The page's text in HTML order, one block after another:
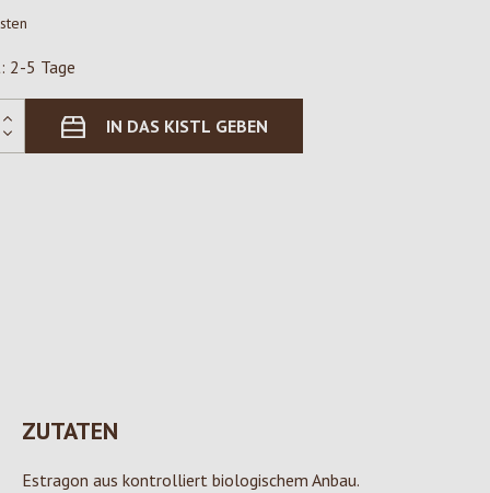
2-5 Tage
IN DAS KISTL GEBEN
ZUTATEN
Estragon aus kontrolliert biologischem Anbau.